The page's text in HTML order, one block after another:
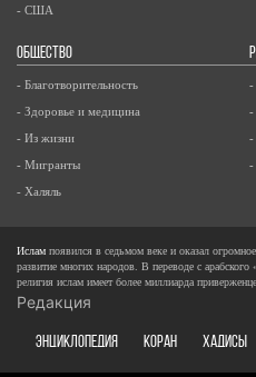
- США
ОБЩЕСТВО
- Благотворительность
- Здоровье и медицина
- Из жизни
- Мигранты
- Халяль
-
-
-
-
Ислам появился в седьмом веке и оказал
развитие многих народов. В переводе с
религия ислам имеет более миллиарда
Редакция
ЭНЦИКЛОПЕДИЯ КОРАН ХАДИСЫ